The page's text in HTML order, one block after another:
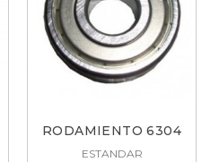
RODAMIENTO 6304
ZZ 481252028005
ESTANDAR